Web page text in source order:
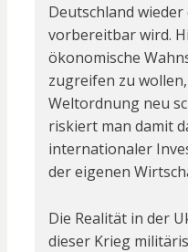
Deutschland
vorbereitbar wird.
ökonomische
zugreifen zu
Weltordnung neu
riskiert man damit
internationaler
der eigenen
Die Realität in der
dieser Krieg